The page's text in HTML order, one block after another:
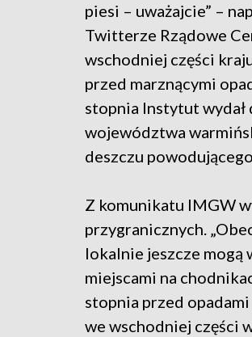
piesi – uważajcie” –
Twitterze Rządowe
wschodniej części
przed marznącymi
stopnia Instytut
województwa
deszczu
Z komunikatu IMGW
przygranicznych.
lokalnie jeszcze mogą
miejscami na
stopnia przed
we wschodniej części